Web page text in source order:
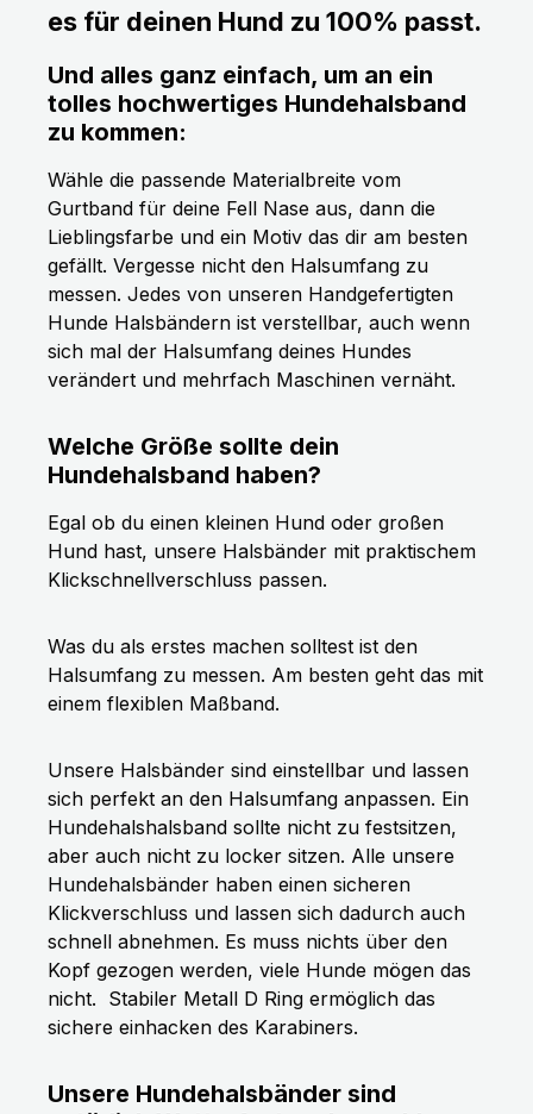
es für deinen Hund zu 100% passt.
Und alles ganz einfach, um an ein
tolles hochwertiges Hundehalsband
zu kommen:
Wähle die passende Materialbreite vom
Gurtband für deine Fell Nase aus, dann die
Lieblingsfarbe und ein Motiv das dir am besten
gefällt. Vergesse nicht den Halsumfang zu
messen. Jedes von unseren Handgefertigten
Hunde Halsbändern ist verstellbar, auch wenn
sich mal der Halsumfang deines Hundes
verändert und mehrfach Maschinen vernäht.
Welche Größe sollte dein
Hundehalsband haben?
Egal ob du einen kleinen Hund oder großen
Hund hast, unsere Halsbänder mit praktischem
Klickschnellverschluss passen.
Was du als erstes machen solltest ist den
Halsumfang zu messen. Am besten geht das mit
einem flexiblen Maßband.
Unsere Halsbänder sind einstellbar und lassen
sich perfekt an den Halsumfang anpassen. Ein
Hundehalshalsband sollte nicht zu festsitzen,
aber auch nicht zu locker sitzen. Alle unsere
Hundehalsbänder haben einen sicheren
Klickverschluss und lassen sich dadurch auch
schnell abnehmen. Es muss nichts über den
Kopf gezogen werden, viele Hunde mögen das
nicht. Stabiler Metall D Ring ermöglich das
sichere einhacken des Karabiners.
Unsere Hundehalsbänder sind